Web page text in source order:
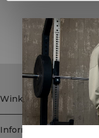
Winkel
Informatie